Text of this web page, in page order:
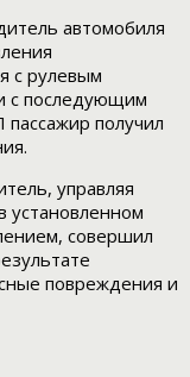
автомобиля
с рулевым
с последующим
получил
управляя
установленном
совершил
повреждения и